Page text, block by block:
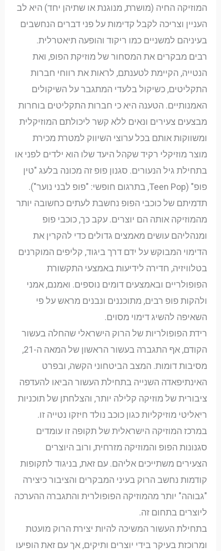
המוזיקה החיה (מושרת, מנוגנת או שתיהן יחד) היא לב
העניין וצריכה לקבל קדימות על פני דברים הנחשבים
בעיניהם למשניים כמו ריקוד והופעה תיאטרלית.
רבים מבקרים את המסחור של מוזיקת הפופ, ואת
הנטייה, הקיימת לטענתם, לראות את רווחי חברות
התקליטים, כשיקול בלעדי המתגבר על השיקולים
האמנותיים. הטענה היא כי חברות התקליטים בוחרות
מבצעים צעירים ונאים ללא קשר ליכולתם המוזיקלית
ומשווקות אותם בכל ערוצי השיווק למטרת מכירת
מוצר מוזיקלי רקיד שקהל היעד שלו הוא ילדים לפני או
בתחילת גיל הנעורים. סגנון פופ זה מכונה בלעג "טין
פופ" (Teen Pop, בתרגום חופשי: "פופ לבני נוער").
תדמיתם של כוכבי הפופ נחשבת לעתים כחשובה יותר
מהמוזיקה אותה הם יוצרים. עקב כך, כוכבי פופ
ומנהליהם עושים מאמצים גדולים כדי להקרין את
הדימוי המבוקש על ידם דרך ביגוד, קליפים המוקרנים
בטלוויזיה, חדירה לידיעות באמצעי התקשורת
הפופולריים ובאמצעים דומים נוספים. ואמנם, אמני
ולהקות פופ רבים, מתוכננים ונבנים מראש על פי
השאיפה להשיג דימוי מסוים.
רידת הפופולריות של הרוק הישראלי שהחלה בעשור
הקודם, אף התגברה בעשור הראשון של המאה ה-21,
מסיבות דומות. המצב הביטחוני הקשה, ובפרט
האינתיפאדה השנייה בתחילת העשור הביאו להעדפה
ציבורית של מוזיקה קלילה יותר, והצלחתן של תוכניות
ריאליטי מוזיקליות כגון כוכב נולד חיזקו נטייה זו.
במרכז המוזיקה הישראלית של תקופה זו עומדים
סגנונות הפופ והמוזיקה מזרחית, ורוב היוצרים
הצעירים משתייכים אליהם. עם זאת, בניגוד לתקופות
קודמות נחשב הרוק בעיני המבקרים והציבור כיצירה
"גבוהה" יותר מהמוזיקה הפופולרית והתגברה ההערכה
ליוצרים בתחום זה.
בתחילת העשור המשיכה להיות יצירת הרוק מועטת
ומרוכזת בעיקר בידי יוצרים ותיקים, אך עם זאת הופיעו